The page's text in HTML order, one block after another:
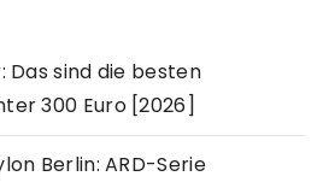
Das sind die besten
300 Euro [2026]
Berlin: ARD-Serie